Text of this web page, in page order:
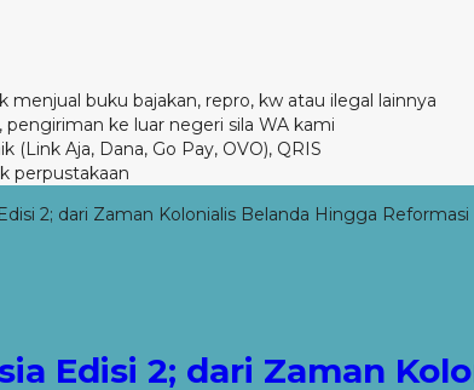
menjual buku bajakan, repro, kw atau ilegal lainnya
ke luar negeri sila WA kami
(Link Aja, Dana, Go Pay, OVO), QRIS
perpustakaan
2; dari Zaman Kolonialis Belanda Hingga Reformasi
Edisi 2; dari Zaman